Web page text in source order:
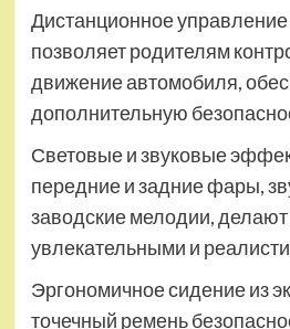
Дистанционное
позволяет родителям
движение автомобиля,
дополнительную
Световые и звуковые
передние и задние фары,
заводские мелодии,
увлекательными и
Эргономичное сидение из
точечный ремень